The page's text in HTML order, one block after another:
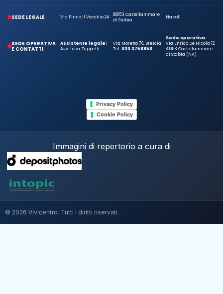
SEDE LEGALE Via Plinio Il Vecchio 24
80053 Castellammare
di Stabia
Napoli
SEDE OPERATIVA
E CONTATTI
Assistente legale:
Avv. Luca Zuppelli
Via Moretto 70, Brescia
Tel.030 3758858
Sede operativa:
Via Enrico De Nicola 12
80053 Castellammare
di Stabia (NA)
Privacy Policy
Cookie Policy
Immagini di repertorio a cura di
© 2026 Vivicentro. Tutti i diritti riservati.